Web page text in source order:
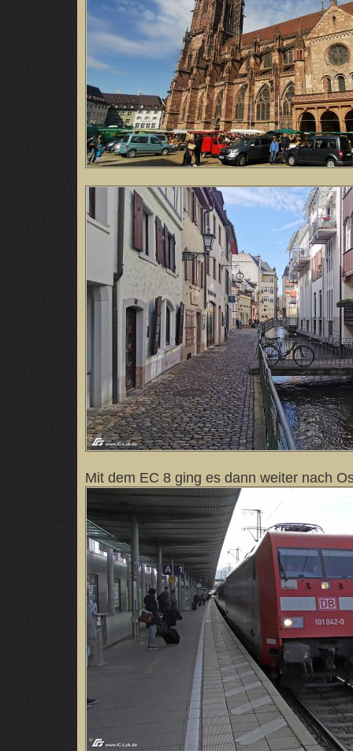
Mit dem EC 8 ging es dann weiter nach